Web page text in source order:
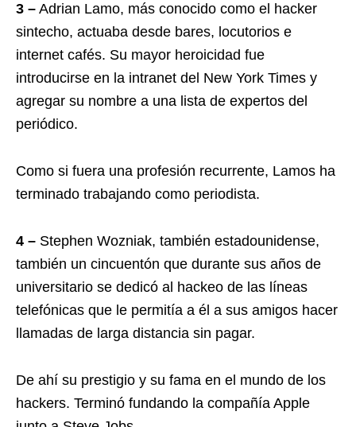
3 – Adrian Lamo, más conocido como el hacker
sintecho, actuaba desde bares, locutorios e
internet cafés. Su mayor heroicidad fue
introducirse en la intranet del New York Times y
agregar su nombre a una lista de expertos del
periódico.
Como si fuera una profesión recurrente, Lamos ha
terminado trabajando como periodista.
4 – Stephen Wozniak, también estadounidense,
también un cincuentón que durante sus años de
universitario se dedicó al hackeo de las líneas
telefónicas que le permitía a él a sus amigos hacer
llamadas de larga distancia sin pagar.
De ahí su prestigio y su fama en el mundo de los
hackers. Terminó fundando la compañía Apple